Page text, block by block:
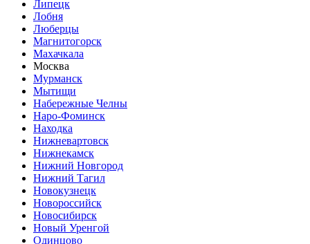
Липецк
Лобня
Люберцы
Магнитогорск
Махачкала
Москва
Мурманск
Мытищи
Набережные Челны
Наро-Фоминск
Находка
Нижневартовск
Нижнекамск
Нижний Новгород
Нижний Тагил
Новокузнецк
Новороссийск
Новосибирск
Новый Уренгой
Одинцово